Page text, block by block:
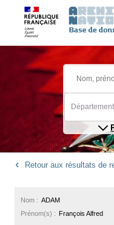
Département
Retour aux résultats de
Nom : ADAM
Prénom(s) : François Alfred